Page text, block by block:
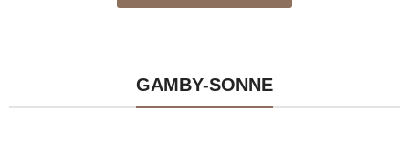
GAMBY-SONNE